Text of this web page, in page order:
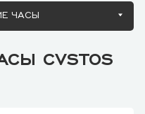
ЧАСЫ
CVSTOS